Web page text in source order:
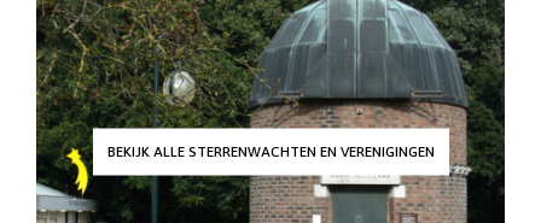
BEKIJK ALLE STERRENWACHTEN EN VERENIGINGEN